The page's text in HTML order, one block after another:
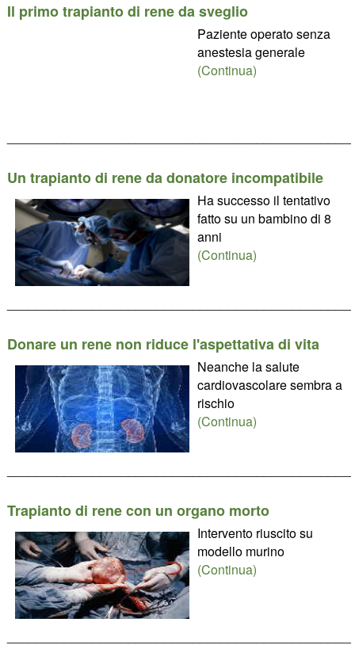
Il primo trapianto di rene da sveglio
Paziente operato senza
anestesia generale
(Continua)
Un trapianto di rene da donatore incompatibile
Ha successo il tentativo
fatto su un bambino di 8
anni
(Continua)
Donare un rene non riduce l'aspettativa di vita
Neanche la salute
cardiovascolare sembra a
rischio
(Continua)
Trapianto di rene con un organo morto
Intervento riuscito su
modello murino
(Continua)